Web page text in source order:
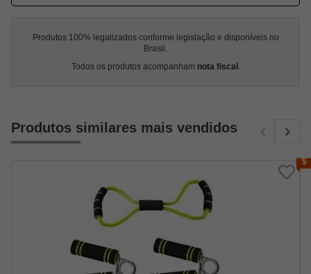
Produtos 100% legalizados conforme legislação e disponíveis no
Brasil.
Todos os produtos acompanham nota fiscal.
Produtos similares mais vendidos